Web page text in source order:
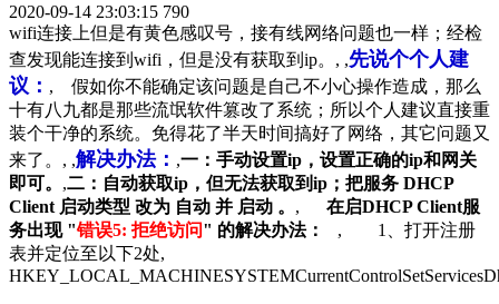
2020-09-14 23:03:15 790
wifi连接上但是有黄色感叹号，接有线网络问题也一样；经检
查发现能连接到wifi，但是没有获取到ip。, ,先说个个人建
议： , 假如你不能确定该问题是自己不小心操作造成，那么
十有八九都是那些流氓软件篡改了系统；所以个人建议直接重
装个干净的系统。免得花了半天时间搞好了网络，其它问题又
来了。, ,解决办法： ,一：手动设置ip，设置正确的ip和网关
即可。 ,二：自动获取ip，但无法获取到ip；把服务 DHCP
Client 启动类型 改为 自动 并 启动 。 , 在启DHCP Client服
务出现 "错误5: 拒绝访问" 的解决办法：
, 1、打开注册
表并定位至以下2处,